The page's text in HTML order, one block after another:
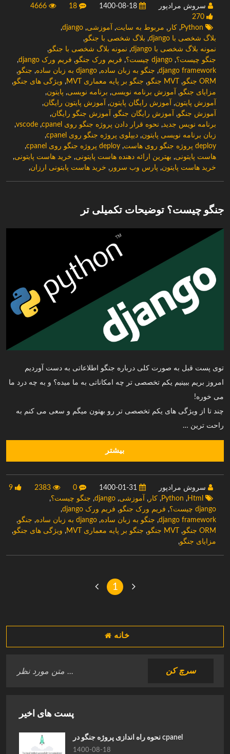
سروش مرادپور 18
4666
270
Python
, کار , مربوط به سایت, آموزشی,
django
,
بلاگ شخصی با django
, بلاگ شخصی با جنگو,
نمونه بلاگ شخصی با django
, نمونه بلاگ شخصی با جنگو,
جنگو چیست؟, django چیست؟ , فریم ورک جنگو, فریم ورک django
,
django framework
, جنگو به زبان ساده, django به زبان ساده , جنگو,
ORM جنگو
, MVT جنگو , جنگو بر پایه معماری MVT , ویژگی های جنگو,
مزایای جنگو, آموزش برنامه نویسی, برنامه نویسی, پایتون,
آموزش پایتون, آموزش رایگان پایتون, آموزش پایتون رایگان,
آموزش جنگو, آموزش رایگان جنگو, آموزش جنگو رایگان,
برنامه نویس جدید, نحوه قرار دادن پروژه جنگو روی cpanel ,
vscode
,
زبان برنامه نویسی پایتون, دیپلوی پروژه جنگو روی cpanel
,
deploy پروژه جنگو روی هاست
, deploy پروژه جنگو روی cpanel
,
هاست پایتونی, بهترین ارائه دهنده هاست پایتونی, خرید هاست پایتونی,
خرید هاست پایتون, پارس وب سرور , خرید هاست پایتونی ارزان,
جنگو چیست؟ توضیحات تکمیلی تر
توی پست قبل به صورت کلی درباره جنگو اطلاعاتی به دست آوردیم
امروز بریم ببینیم یکم تخصصی تر چه امکاناتی به ما میده؟ و به چه درد ما
می خوره!
چند تا از ویژگی های یکم تخصصی تر رو بهتون میگم و سعی می کنم به
راحت ترین …
بیشتر
سروش مرادپور 0
2383
9
Html
,
Python
, کار , آموزشی,
django
, جنگو چیست؟,
django چیست؟
, فریم ورک جنگو, فریم ورک django
,
django framework
, جنگو به زبان ساده, django به زبان ساده , جنگو,
ORM جنگو
, MVT جنگو , جنگو بر پایه معماری MVT , ویژگی های جنگو,
مزایای جنگو,
1
خانه
پست های اخیر
نحوه راه اندازی پروژه جنگو در cpanel
1400-08-18